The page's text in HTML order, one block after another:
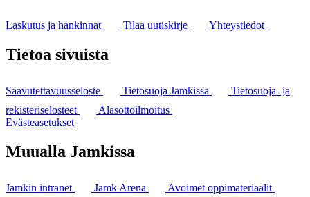
Laskutus ja hankinnat Tilaa uutiskirje Yhteystiedot
Tietoa sivuista
Saavutettavuusseloste Tietosuoja Jamkissa
Tietosuoja- ja
rekisteriselosteet
Alasottoilmoitus
Evästeasetukset
Muualla Jamkissa
Jamkin intranet Jamk Arena Avoimet oppimateriaalit